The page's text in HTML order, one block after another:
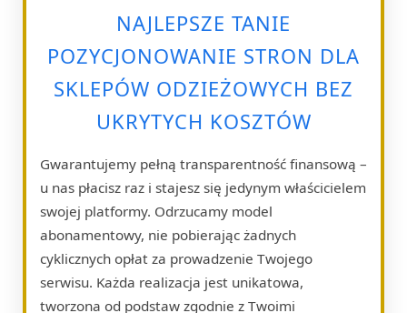
NAJLEPSZE TANIE
POZYCJONOWANIE STRON DLA
SKLEPÓW ODZIEŻOWYCH BEZ
UKRYTYCH KOSZTÓW
Gwarantujemy pełną transparentność finansową –
u nas płacisz raz i stajesz się jedynym właścicielem
swojej platformy. Odrzucamy model
abonamentowy, nie pobierając żadnych
cyklicznych opłat za prowadzenie Twojego
serwisu. Każda realizacja jest unikatowa,
tworzona od podstaw zgodnie z Twoimi